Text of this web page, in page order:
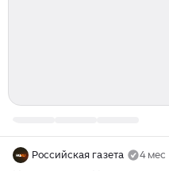
Российская газета 4 мес